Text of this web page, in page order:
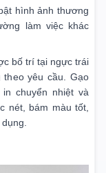
hình ảnh thương
làm việc khác
bố trí tại ngực trái
yêu cầu. Gạo
chuyển nhiệt và
nét, bám màu tốt,